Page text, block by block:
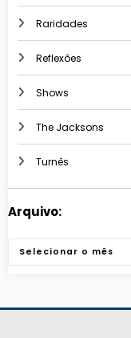
Raridades
Reflexões
Shows
The Jacksons
Turnês
Arquivo:
Arquivos